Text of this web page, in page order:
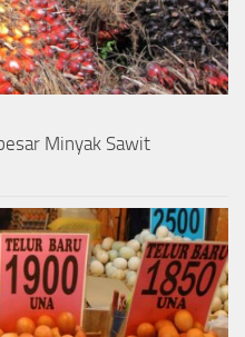
Minyak Sawit